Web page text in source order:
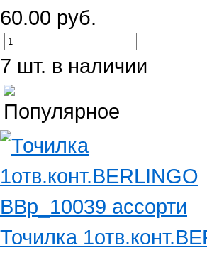
60.00 руб.
7 шт. в наличии
Точилка